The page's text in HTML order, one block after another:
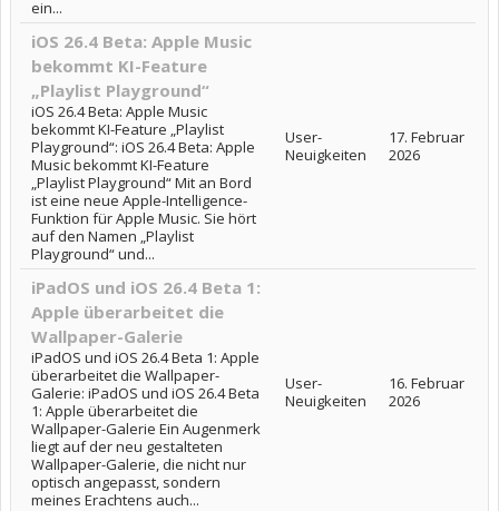
ein...
iOS 26.4 Beta: Apple Music
bekommt KI-Feature
„Playlist Playground“
iOS 26.4 Beta: Apple Music
bekommt KI-Feature „Playlist
Playground“: iOS 26.4 Beta: Apple
Music bekommt KI-Feature
„Playlist Playground“ Mit an Bord
ist eine neue Apple-Intelligence-
Funktion für Apple Music. Sie hört
auf den Namen „Playlist
Playground“ und...
User-
Neuigkeiten
17. Februar
2026
iPadOS und iOS 26.4 Beta 1:
Apple überarbeitet die
Wallpaper-Galerie
iPadOS und iOS 26.4 Beta 1: Apple
überarbeitet die Wallpaper-
Galerie: iPadOS und iOS 26.4 Beta
1: Apple überarbeitet die
Wallpaper-Galerie Ein Augenmerk
liegt auf der neu gestalteten
Wallpaper-Galerie, die nicht nur
optisch angepasst, sondern
meines Erachtens auch...
User-
Neuigkeiten
16. Februar
2026